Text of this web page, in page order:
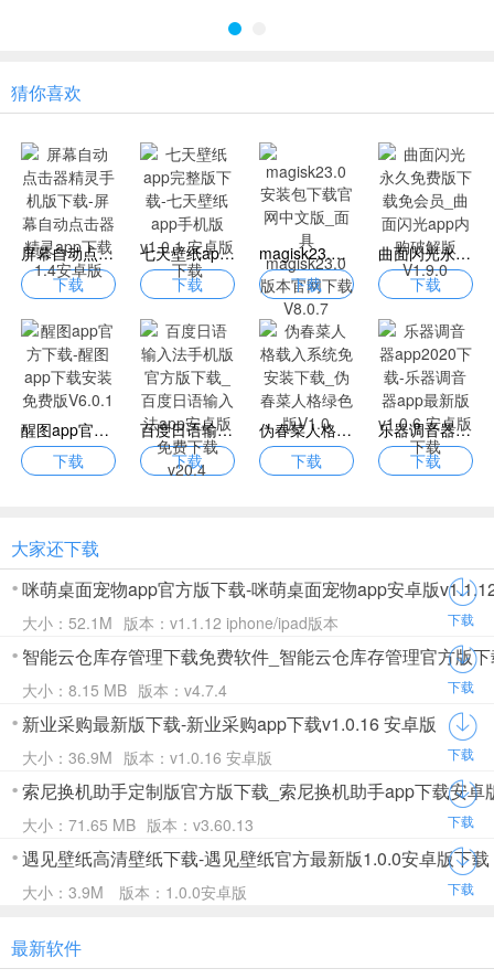
猜你喜欢
屏幕自动点击器精灵手机版下载-屏幕自动点击器精灵app下载1.4安卓版
下载
七天壁纸app完整版下载-七天壁纸app手机版v1.0.1 安卓版下载
下载
magisk23.0安装包下载官网中文版_面具magisk23.0版本官网下载V8.0.7
下载
曲面闪光永久免费版下载免会员_曲面闪光app内购破解版V1.9.0
下载
醒图app官方下载-醒图app下载安装免费版V6.0.1
下载
百度日语输入法手机版官方版下载_百度日语输入法app安卓版免费下载v20.4
下载
伪春菜人格载入系统免安装下载_伪春菜人格绿色版V1.0
下载
乐器调音器app2020下载-乐器调音器app最新版v1.0.6 安卓版下载
下载
大家还下载
咪萌桌面宠物app官方版下载-咪萌桌面宠物app安卓版
大小：52.1M 版本：v1.1.12 iphone/ipad版本 下载
智能云仓库存管理下载免费软件_智能云仓库存管理官方版
大小：8.15 MB 版本：v4.7.4 下载
新业采购最新版下载-新业采购app下载v1.0.16 安卓版
大小：36.9M 版本：v1.0.16 安卓版 下载
索尼换机助手定制版官方版下载_索尼换机助手app下载安卓
大小：71.65 MB 版本：v3.60.13 下载
遇见壁纸高清壁纸下载-遇见壁纸官方最新版1.0.0安卓版下载
大小：3.9M 版本：1.0.0安卓版 下载
最新软件